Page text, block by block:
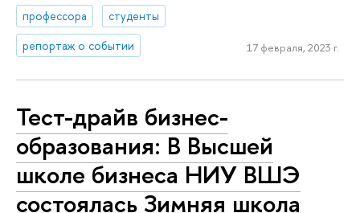
профессора
студенты
репортаж о событии
17 февраля, 2023 г.
Тест-драйв бизнес-
образования: В Высшей
школе бизнеса НИУ ВШЭ
состоялась Зимняя школа